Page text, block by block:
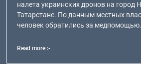
налета украинских дронов на город
Татарстане. По данным местных
человек обратились за медпомощью.
Read more >